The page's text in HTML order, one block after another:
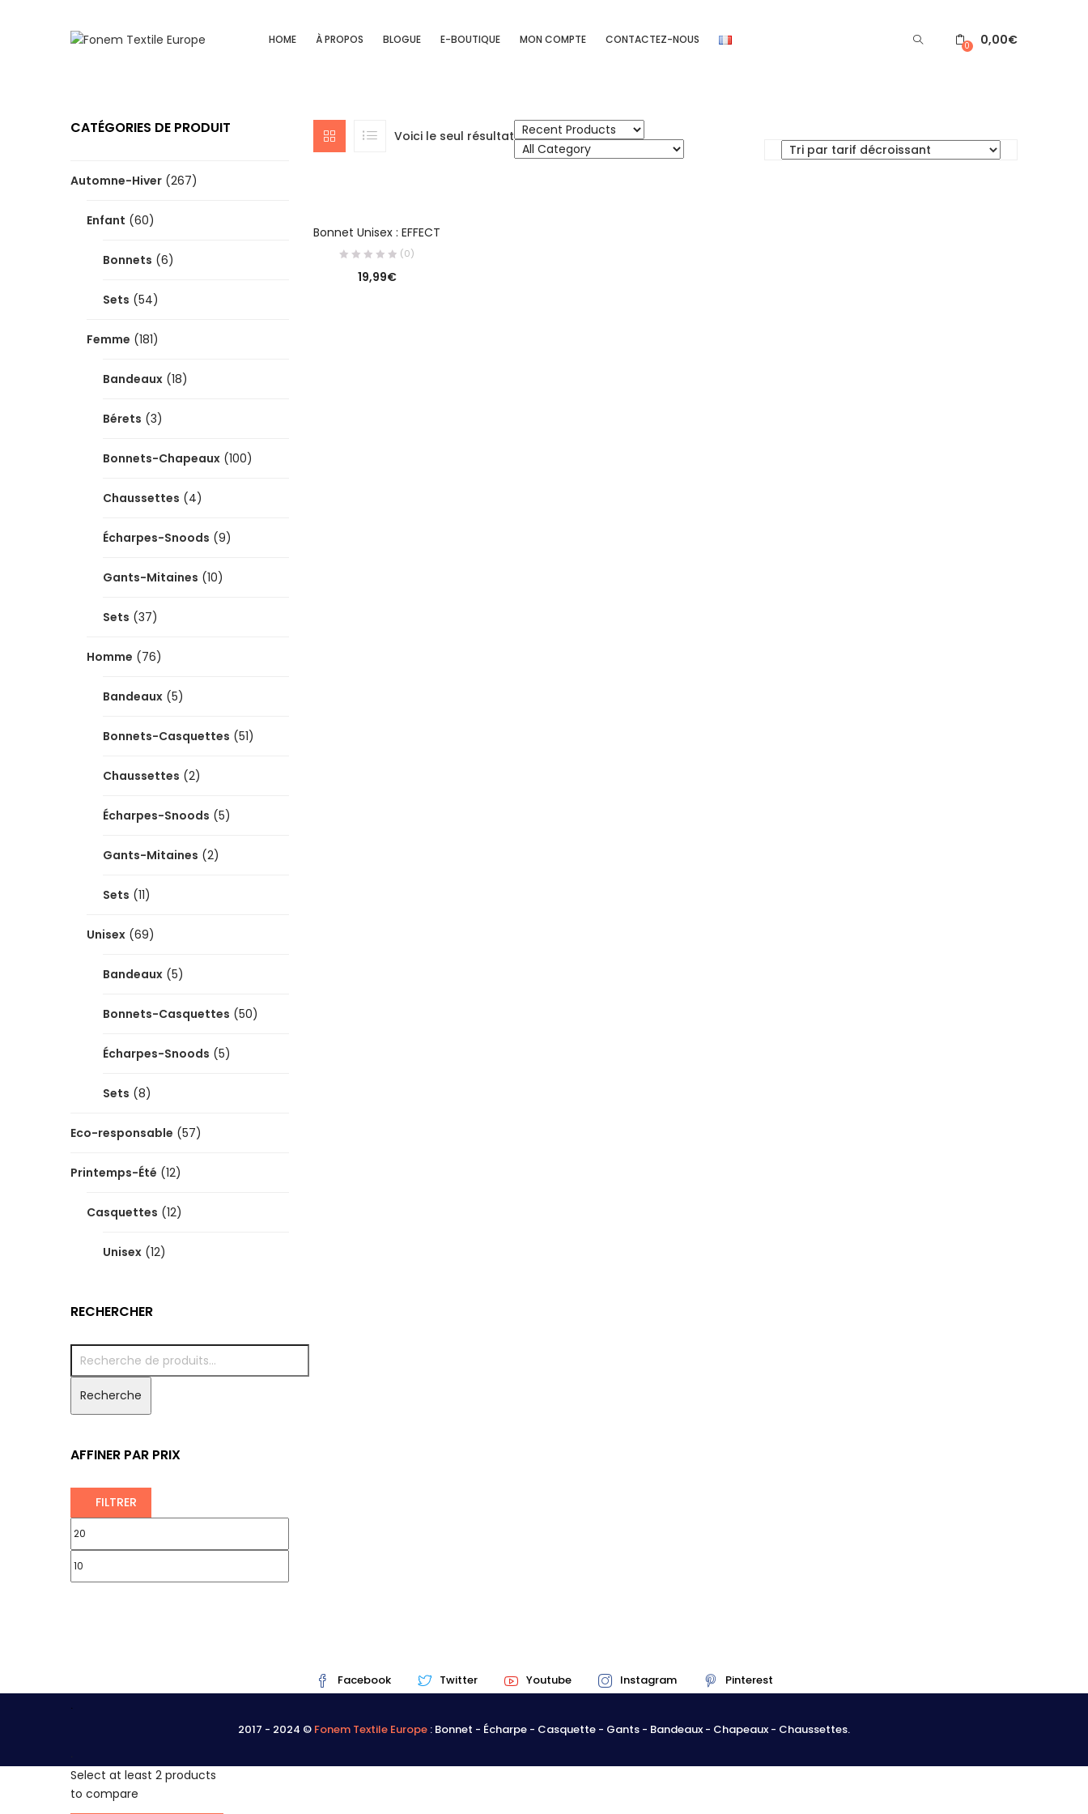
HOME À PROPOS BLOGUE E-BOUTIQUE MON COMPTE CONTACTEZ-NOUS 0 0,00€
Voici le seul résultat
Bonnet Unisex : EFFECT
(0)
19,99€
CATÉGORIES DE PRODUIT
Automne-Hiver (267)
Enfant (60)
Bonnets (6)
Sets (54)
Femme (181)
Bandeaux (18)
Bérets (3)
Bonnets-Chapeaux (100)
Chaussettes (4)
Écharpes-Snoods (9)
Gants-Mitaines (10)
Sets (37)
Homme (76)
Bandeaux (5)
Bonnets-Casquettes (51)
Chaussettes (2)
Écharpes-Snoods (5)
Gants-Mitaines (2)
Sets (11)
Unisex (69)
Bandeaux (5)
Bonnets-Casquettes (50)
Écharpes-Snoods (5)
Sets (8)
Eco-responsable (57)
Printemps-Été (12)
Casquettes (12)
Unisex (12)
RECHERCHER
Recherche
AFFINER PAR PRIX
FILTRER
Facebook Twitter Youtube Instagram
Pinterest
.
2017 - 2024 © Fonem Textile Europe : Bonnet - Écharpe - Casquette - Gants - Bandeaux - Chapeaux - Chaussettes.
Select at least 2 products
to compare